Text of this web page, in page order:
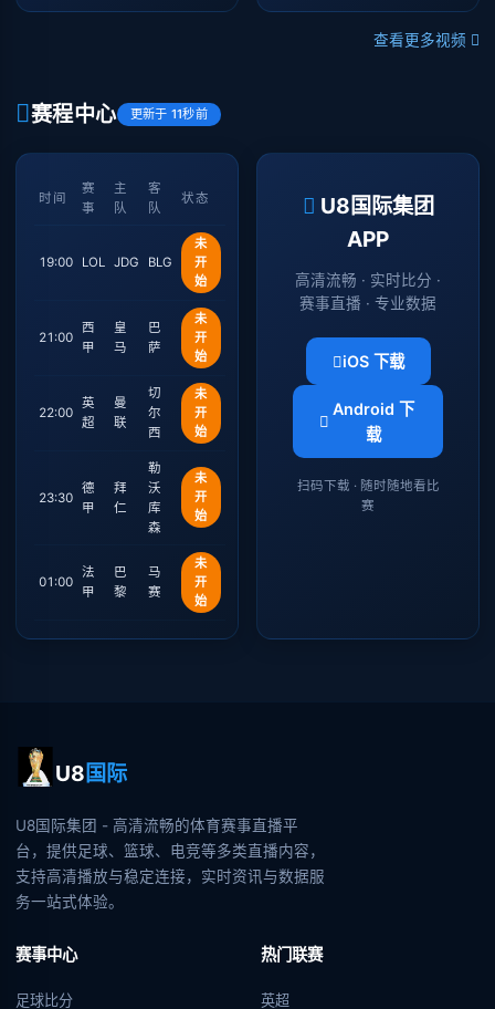
查看更多视频
赛程中心 更新于 11秒前
时间
赛
事
主
队
客
队
状态
19:00 LOL JDG BLG
未
开
始
21:00
西
甲
皇
马
巴
萨
未
开
始
22:00
英
超
曼
联
切
尔
西
未
开
始
23:30
德
甲
拜
仁
勒
沃
库
森
未
开
始
01:00
法
甲
巴
黎
马
赛
未
开
始
U8国际集团
APP
高清流畅 · 实时比分 ·
赛事直播 · 专业数据
iOS 下载
Android 下
载
扫码下载 · 随时随地看比
赛
U8国际
U8国际集团 - 高清流畅的体育赛事直播平
台，提供足球、篮球、电竞等多类直播内容，
支持高清播放与稳定连接，实时资讯与数据服
务一站式体验。
赛事中心
足球比分
热门联赛
英超